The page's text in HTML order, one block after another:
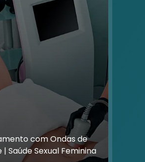
com Ondas de
| Saúde Sexual Feminina